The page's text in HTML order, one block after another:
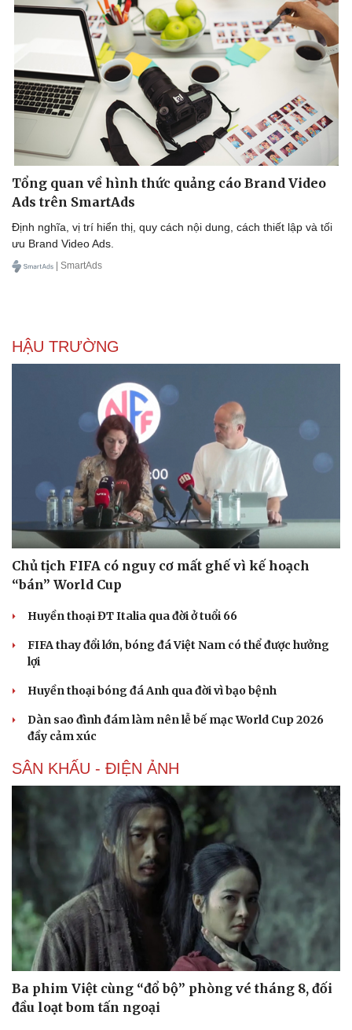
Dinh dưỡng - món ngon
Cây thuốc
Sản phụ khoa
Nam khoa
Làm đẹp - giảm cân
Phòng mạch online
Ăn sạch sống khỏe
Đời sống
Nhà đẹp
Blog
Tình yêu - Gia đình
Văn hóa
Sân khấu - Điện ảnh
Giải trí
Tổng quan về hình thức quảng cáo Brand Video
Ads trên SmartAds
Định nghĩa, vị trí hiển thị, quy cách nội dung, cách thiết lập và tối
ưu Brand Video Ads.
| SmartAds
HẬU TRƯỜNG
Chủ tịch FIFA có nguy cơ mất ghế vì kế hoạch
“bán” World Cup
Huyền thoại ĐT Italia qua đời ở tuổi 66
FIFA thay đổi lớn, bóng đá Việt Nam có thể được hưởng
lợi
Huyền thoại bóng đá Anh qua đời vì bạo bệnh
Dàn sao đình đám làm nên lễ bế mạc World Cup 2026
đầy cảm xúc
SÂN KHẤU - ĐIỆN ẢNH
Ba phim Việt cùng “đổ bộ” phòng vé tháng 8, đối
đầu loạt bom tấn ngoại